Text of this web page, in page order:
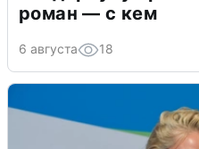
роман — с кем
6 августа 18